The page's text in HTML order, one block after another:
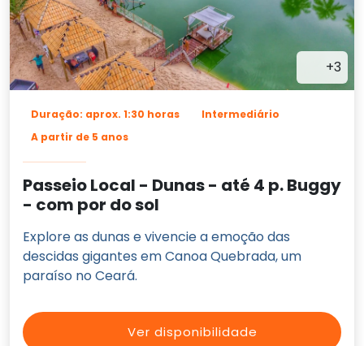
+3
Duração: aprox. 1:30 horas
Intermediário
A partir de 5 anos
Passeio Local - Dunas - até 4 p. Buggy
- com por do sol
Explore as dunas e vivencie a emoção das
descidas gigantes em Canoa Quebrada, um
paraíso no Ceará.
Ver disponibilidade